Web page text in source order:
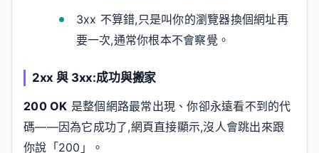
3xx 不算錯,只是叫你的瀏覽器換個網址再
要一次,通常你根本不會察覺。
2xx 與 3xx:成功與搬家
200 OK 是整個網路最常出現、你卻永遠看不到的代
碼——因為它成功了,網頁直接顯示,沒人會跳出來跟
你說「200」。